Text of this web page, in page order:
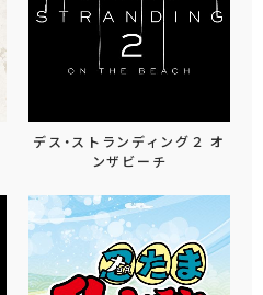
デス・ストランディング２ オ
ンザビーチ